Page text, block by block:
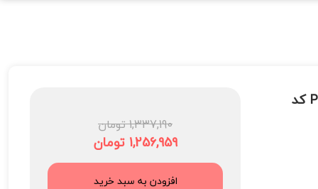
اپلیکاتور بدون پنبه PS - شکننده بسته 500 عددی برند PIP کد
1,337,190 تومان
1,256,959 تومان
افزودن به سبد خرید